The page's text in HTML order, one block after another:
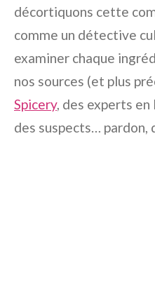
décortiquons cette
comme un détective
examiner chaque
nos sources (et plus
Spicery, des experts
des suspects… pardon,